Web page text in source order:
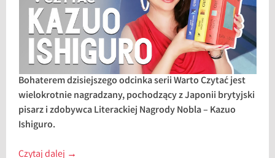
Bohaterem dzisiejszego odcinka serii Warto Czytać jest
wielokrotnie nagradzany, pochodzący z Japonii brytyjski
pisarz i zdobywca Literackiej Nagrody Nobla – Kazuo
Ishiguro.
Czytaj dalej →